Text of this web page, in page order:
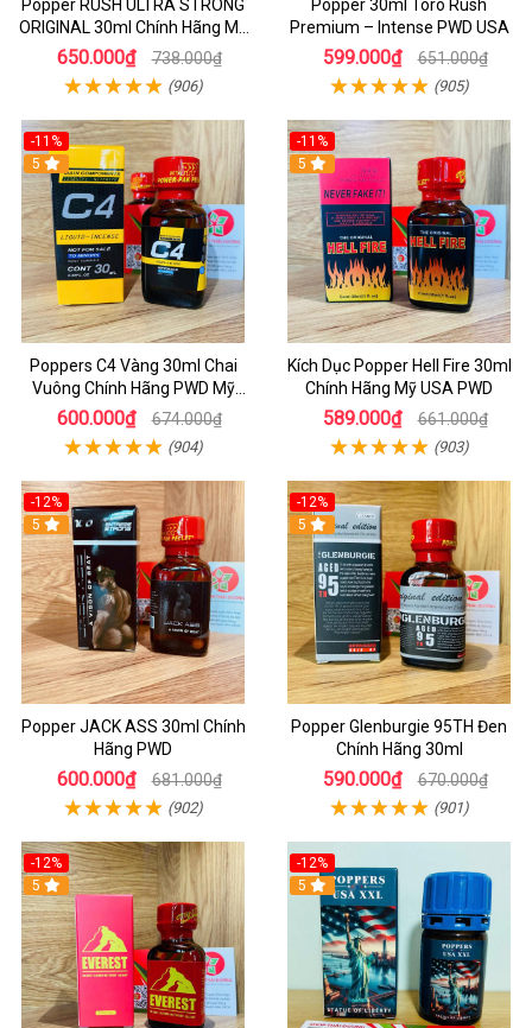
Popper RUSH ULTRA STRONG
ORIGINAL 30ml Chính Hãng Mỹ
PWD - Tăng Khoái Cảm Mạnh
650.000₫ 738.000₫
(906)
Popper 30ml Toro Rush
Premium – Intense PWD USA
599.000₫ 651.000₫
(905)
-11%
5
Poppers C4 Vàng 30ml Chai
Vuông Chính Hãng PWD Mỹ
Tăng Hưng Phấn Cho Top Bot
600.000₫ 674.000₫
(904)
-11%
5
Kích Dục Popper Hell Fire 30ml
Chính Hãng Mỹ USA PWD
589.000₫ 661.000₫
(903)
-12%
5
Popper JACK ASS 30ml Chính
Hãng PWD
600.000₫ 681.000₫
(902)
-12%
5
Popper Glenburgie 95TH Đen
Chính Hãng 30ml
590.000₫ 670.000₫
(901)
-12%
5
-12%
5